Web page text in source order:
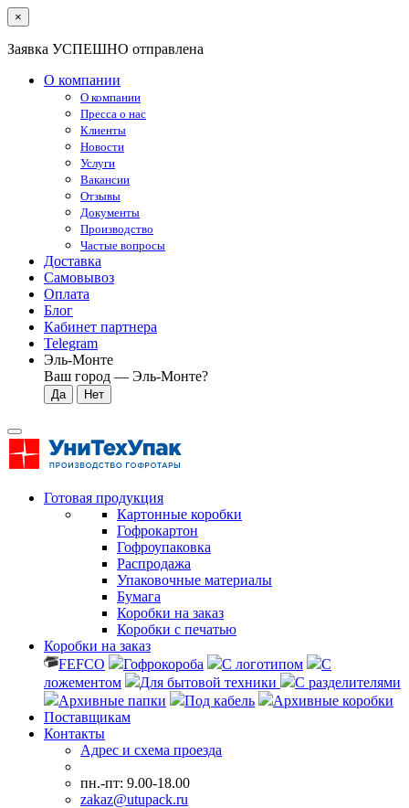
×
Заявка УСПЕШНО отправлена
О компании
О компании
Пресса о нас
Клиенты
Новости
Услуги
Вакансии
Отзывы
Документы
Производство
Частые вопросы
Доставка
Самовывоз
Оплата
Блог
Кабинет партнера
Telegram
Эль-Монте
Ваш город — Эль-Монте?
Готовая продукция
Картонные коробки
Гофрокартон
Гофроупаковка
Распродажа
Упаковочные материалы
Бумага
Коробки на заказ
Коробки с печатью
Коробки на заказ
FEFCO
Гофрокороба С логотипом
С
ложементом
Для бытовой техники
С разделителями
Архивные папки
Под кабель
Архивные коробки
Поставщикам
Контакты
Адрес и схема проезда
пн.-пт: 9.00-18.00
zakaz@utupack.ru